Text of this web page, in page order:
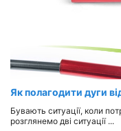
Як полагодити дуги
Бувають ситуації, коли
розглянемо дві ситуації ...